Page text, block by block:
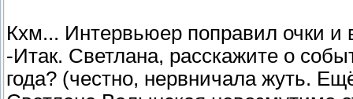
Кхм... Интервьюер поправил очки и
-Итак. Светлана, расскажите о
года? (честно, нервничала жуть.